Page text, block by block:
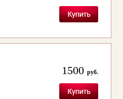
1500 руб.